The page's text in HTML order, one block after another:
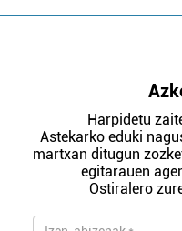
Harpidetu
Astekarko eduki
martxan ditugun
egitarauen
Ostiralero